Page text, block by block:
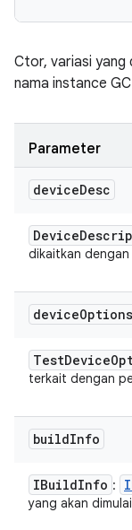
Ctor, variasi yang
nama instance
Parameter
deviceDesc
Device
dikaitkan
deviceOptions
TestDevice
terkait dengan
buildInfo
IBuildInfo :
yang akan